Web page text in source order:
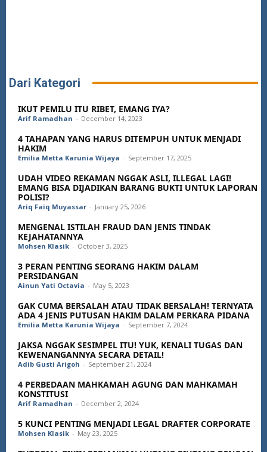
Dari Kategori
IKUT PEMILU ITU RIBET, EMANG IYA?
Arif Ramadhan - December 14, 2023
4 TAHAPAN YANG HARUS DITEMPUH UNTUK MENJADI
HAKIM
Emilia Metta Karunia Wijaya - September 17, 2025
UDAH VIDEO REKAMAN NGGAK ASLI, ILLEGAL LAGI!
EMANG BISA DIJADIKAN BARANG BUKTI UNTUK LAPORAN
POLISI?
Ariq Faiq Muyassar - January 25, 2026
MENGENAL ISTILAH FRAUD DAN JENIS TINDAK
KEJAHATANNYA
Mohsen Klasik - October 3, 2025
3 PERAN PENTING SEORANG HAKIM DALAM
PERSIDANGAN
Ainun Yati Octavia - May 5, 2023
GAK CUMA BERSALAH ATAU TIDAK BERSALAH! TERNYATA
ADA 4 JENIS PUTUSAN HAKIM DALAM PERKARA PIDANA
Emilia Metta Karunia Wijaya - September 7, 2024
JAKSA NGGAK SESIMPEL ITU! YUK, KENALI TUGAS DAN
KEWENANGANNYA SECARA DETAIL!
Adib Gusti Arigoh - September 21, 2024
4 PERBEDAAN MAHKAMAH AGUNG DAN MAHKAMAH
KONSTITUSI
Arif Ramadhan - December 2, 2024
5 KUNCI PENTING MENJADI LEGAL DRAFTER CORPORATE
Mohsen Klasik - May 23, 2025